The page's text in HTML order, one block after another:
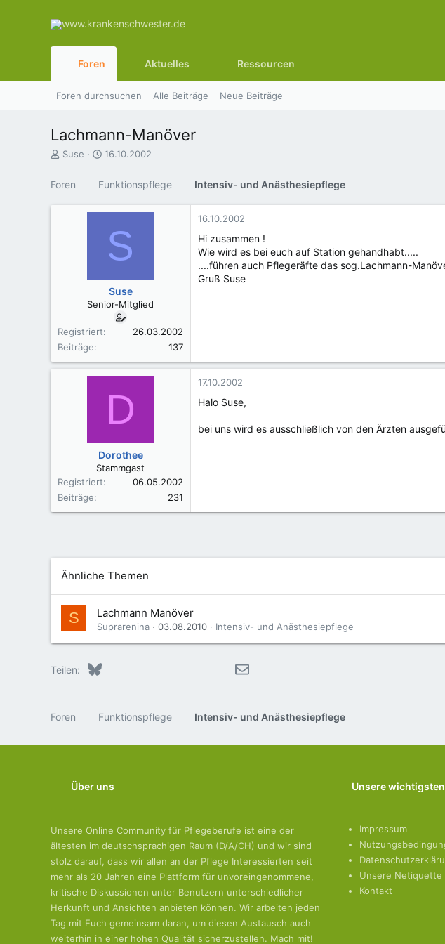
Foren Aktuelles Ressourcen
Foren durchsuchen Alle Beiträge Neue Beiträge
Lachmann-Manöver
E
t
e
Suse
E
t
e
16.10.2002
Foren Funktionspflege Intensiv- und Anästhesiepflege
S
Suse
Senior-Mitglied
Registriert
26.03.2002
Beiträge
137
16.10.2002
Hi zusammen !
Wie wird es bei euch auf Station gehandhabt.....
....führen auch Pflegeräfte das sog.Lachmann-
Gruß Suse
D
Dorothee
Stammgast
Registriert
06.05.2002
Beiträge
231
17.10.2002
Halo Suse,
bei uns wird es ausschließlich von den Ärzten
Ähnliche Themen
S Lachmann Manöver
Suprarenina 03.08.2010 Intensiv- und Anästhesiepflege
Teilen: Bluesky WhatsApp
E-Mail
Foren Funktionspflege Intensiv- und Anästhesiepflege
Über uns
Unsere Online Community für Pflegeberufe ist eine der
ältesten im deutschsprachigen Raum (D/A/CH) und wir sind
stolz darauf, dass wir allen an der Pflege Interessierten seit
mehr als 20 Jahren eine Plattform für unvoreingenommene,
kritische Diskussionen unter Benutzern unterschiedlicher
Herkunft und Ansichten anbieten können. Wir arbeiten jeden
Tag mit Euch gemeinsam daran, um diesen Austausch auch
weiterhin in einer hohen Qualität sicherzustellen. Mach mit!
Unsere
Impressum
Unsere Netiquette
Kontakt